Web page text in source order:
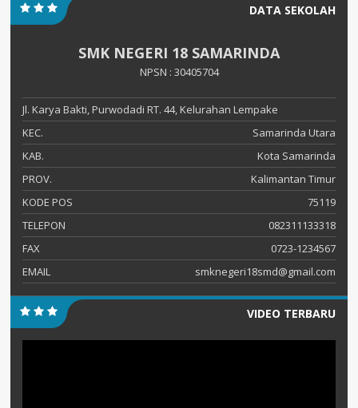
DATA SEKOLAH
SMK NEGERI 18 SAMARINDA
NPSN : 30405704
Jl. Karya Bakti, Purwodadi RT. 44, Kelurahan Lempake
KEC.
Samarinda Utara
KAB.
Kota Samarinda
PROV.
Kalimantan Timur
KODE POS
75119
TELEPON
082311133318
FAX
0723-1234567
EMAIL
smknegeri18smd@gmail.com
VIDEO TERBARU